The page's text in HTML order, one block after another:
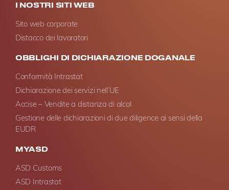
I NOSTRI SITI WEB
Sito web corporate
Distacco dei lavoratori
OBBLIGHI DI DICHIARAZIONE DOGANALE
Conformità Intrastat
Dichiarazione dei servizi nell’UE
Accise – Vendite a distanza di alcol
Gestione delle dichiarazioni di due diligence ai sensi della
EUDR
MYASD
ASD Customs
ASD Intrastat